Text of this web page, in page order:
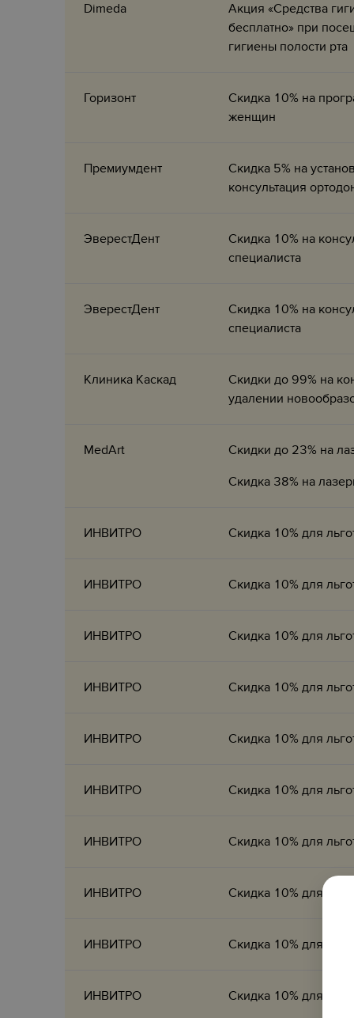
Dimeda
Акция «Средства
бесплатно» при
гигиены полости рта
Горизонт
Скидка 10% на
женщин
Премиумдент
Скидка 5% на
консультация
ЭверестДент
Скидка 10% на
специалиста
ЭверестДент
Скидка 10% на
специалиста
Клиника Каскад
Скидки до 99% на
удалении
MedArt Скидки до 23% на
Скидка 38% на
ИНВИТРО Скидка 10% для
ИНВИТРО Скидка 10% для
ИНВИТРО Скидка 10% для
ИНВИТРО Скидка 10% для
ИНВИТРО Скидка 10% для
ИНВИТРО Скидка 10% для
ИНВИТРО Скидка 10% для
ИНВИТРО Скидка 10% для
ИНВИТРО Скидка 10% для
ИНВИТРО Скидка 10% для